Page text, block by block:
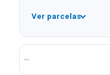
Ver parcelas
1x